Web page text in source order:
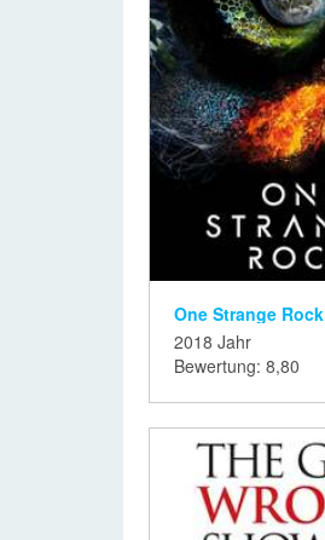
One Strange Rock
2018 Jahr
Bewertung: 8,80